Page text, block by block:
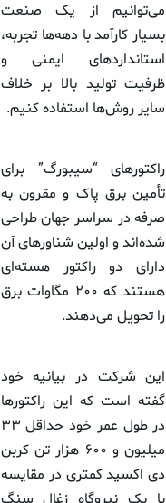
می‌توانیم از یک صنعت
بسیار کارآمد با دهه‌ها تجربه،
استانداردهای ایمنی و
ظرفیت تولید بالا بر خلاف
سایر روش‌ها استفاده کنیم.
راکتورهای “سیبورگ” برای
تأمین برق پاک و مقرون به
صرفه در سراسر جهان طراحی
شده‌اند و اولین شناورهای آن
دارای دو راکتور هسته‌ای
هستند که ۲۰۰ مگاوات برق
را تحویل می‌دهند.
این شرکت در بیانیه خود
گفته است که این راکتورها
در طول عمر خود حداقل ۳۳
میلیون و ۶۰۰ هزار تن کربن
دی اکسید کمتری در مقایسه